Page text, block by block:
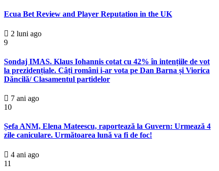
Ecua Bet Review and Player Reputation in the UK
2 luni ago
9
Sondaj IMAS. Klaus Iohannis cotat cu 42% în intențiile de vot
la prezidențiale. Câți români i-ar vota pe Dan Barna și Viorica
Dăncilă/ Clasamentul partidelor
7 ani ago
10
Șefa ANM, Elena Mateescu, raportează la Guvern: Urmează 4
zile caniculare. Următoarea lună va fi de foc!
4 ani ago
11